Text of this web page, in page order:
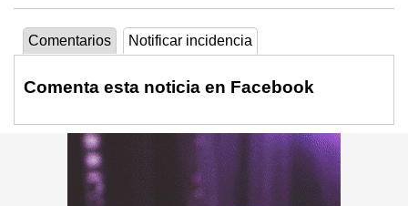
Comentarios Notificar incidencia
Comenta esta noticia en Facebook